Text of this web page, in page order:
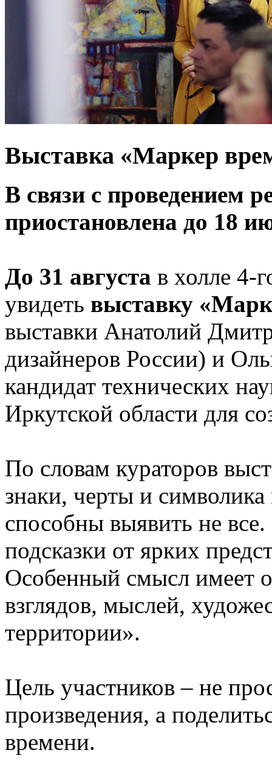
Выставка «Маркер
В связи с проведением
приостановлена до 18
До 31 августа в холле 4-
увидеть выставку
выставки Анатолий
дизайнеров России) и
кандидат технических
Иркутской области для
По словам кураторов
знаки, черты и
способны выявить не
подсказки от ярких
Особенный смысл имеет
взглядов, мыслей,
территории».
Цель участников – не
произведения, а
времени.